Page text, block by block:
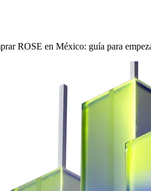
ROSE en México: guía para